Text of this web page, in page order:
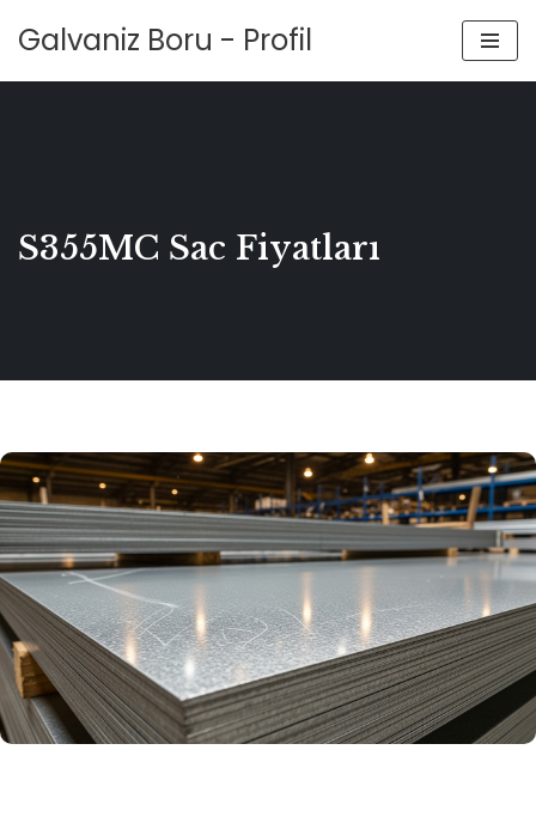
Galvaniz Boru - Profil
S355MC Sac Fiyatları